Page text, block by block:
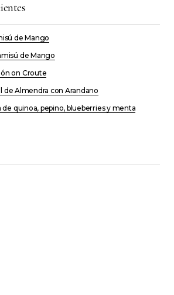
*
de Mango
de Mango
on Croute
de Almendra con Arandano
de quinoa, pepino, blueberries y menta